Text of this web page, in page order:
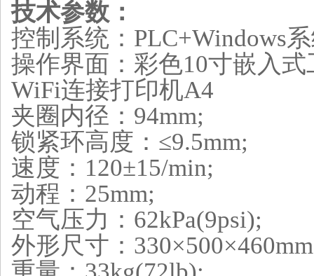
技术参数：
控制系统：PLC+Windows
操作界面：彩色10寸嵌入
WiFi连接打印机A4
夹圈内径：94mm;
锁紧环高度 ： ≤9.5mm;
速度：120±15/min;
动程：25mm;
空气压力：62kPa(9psi);
外形尺寸：